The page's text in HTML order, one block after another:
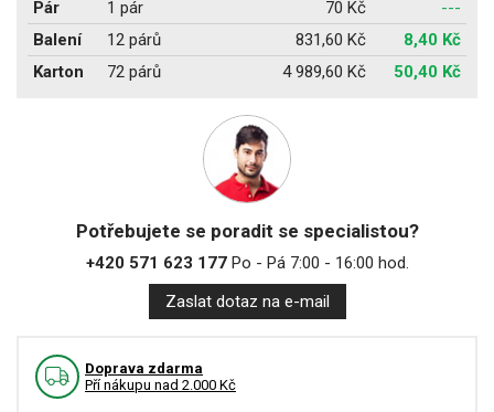
Pár
1 pár 70 Kč
---
Balení
12 párů 831,60 Kč
8,40 Kč
Karton
72 párů 4 989,60 Kč 50,40 Kč
Potřebujete se poradit se specialistou?
+420 571 623 177Po - Pá 7:00 - 16:00 hod.
Zaslat dotaz na e-mail
Doprava zdarma
Pří nákupu nad 2.000 Kč